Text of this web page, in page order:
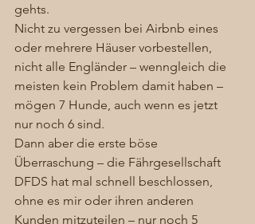
gehts.
Nicht zu vergessen bei Airbnb eines
oder mehrere Häuser vorbestellen,
nicht alle Engländer – wenngleich die
meisten kein Problem damit haben –
mögen 7 Hunde, auch wenn es jetzt
nur noch 6 sind.
Dann aber die erste böse
Überraschung – die Fährgesellschaft
DFDS hat mal schnell beschlossen,
ohne es mir oder ihren anderen
Kunden mitzuteilen – nur noch 5